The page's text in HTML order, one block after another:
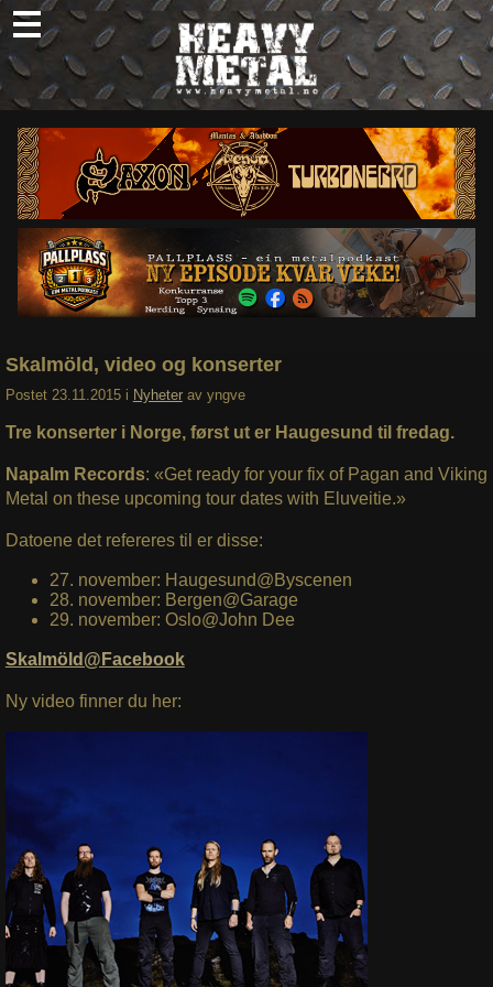
Skip
to
content
Nyheter
Omtaler
Intervjuer
Om oss
Abonner
Søk
Skalmöld, video og konserter
Postet 23.11.2015 i Nyheter av yngve
Tre konserter i Norge, først ut er Haugesund til fredag.
Napalm Records: «Get ready for your fix of Pagan and Viking
Metal on these upcoming tour dates with Eluveitie.»
Datoene det refereres til er disse:
27. november: Haugesund@Byscenen
28. november: Bergen@Garage
29. november: Oslo@John Dee
Skalmöld@Facebook
Ny video finner du her: